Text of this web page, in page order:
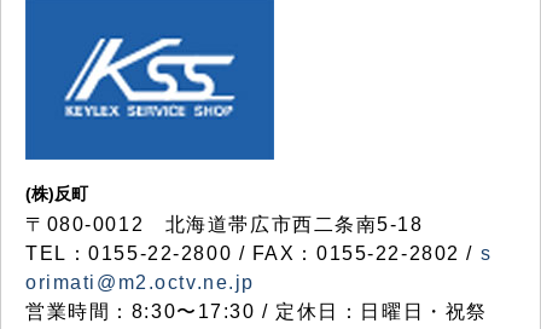
(株)反町
〒080-0012 北海道帯広市西二条南5-18
TEL：0155-22-2800 / FAX：0155-22-2802 / s
orimati@m2.octv.ne.jp
営業時間：8:30〜17:30 / 定休日：日曜日・祝祭